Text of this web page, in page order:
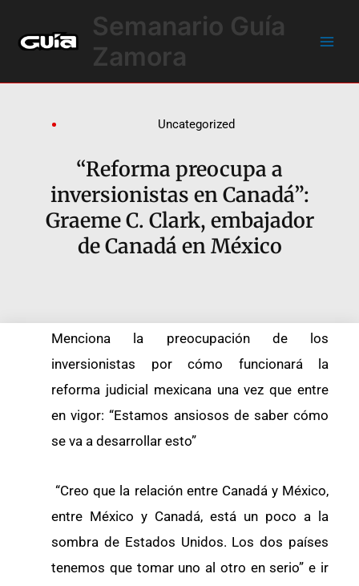
contenido
Semanario Guía
Zamora
Uncategorized
“Reforma preocupa a
inversionistas en Canadá”:
Graeme C. Clark, embajador
de Canadá en México
Menciona la preocupación de los
inversionistas por cómo funcionará la
reforma judicial mexicana una vez que entre
en vigor: “Estamos ansiosos de saber cómo
se va a desarrollar esto”
“Creo que la relación entre Canadá y México,
entre México y Canadá, está un poco a la
sombra de Estados Unidos. Los dos países
tenemos que tomar uno al otro en serio” e ir